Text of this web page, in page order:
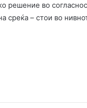
решение во
среќа – стои во